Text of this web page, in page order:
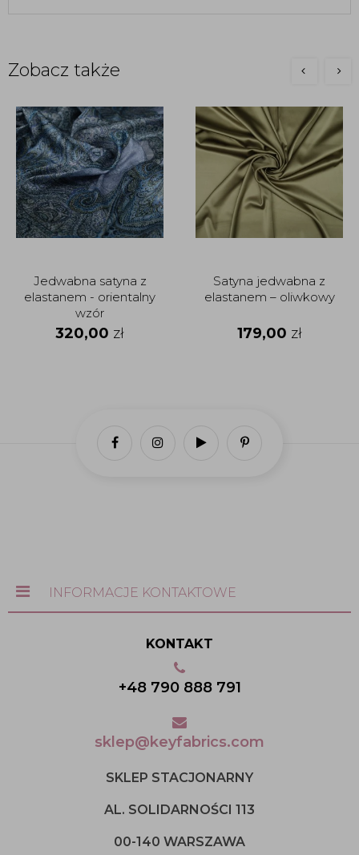
Zobacz także
Jedwabna satyna z
elastanem - orientalny
wzór
320,00 zł
Satyna jedwabna z
elastanem – oliwkowy
179,00 zł
INFORMACJE KONTAKTOWE
KONTAKT
+48 790 888 791
sklep@keyfabrics.com
SKLEP STACJONARNY
AL. SOLIDARNOŚCI 113
00-140 WARSZAWA